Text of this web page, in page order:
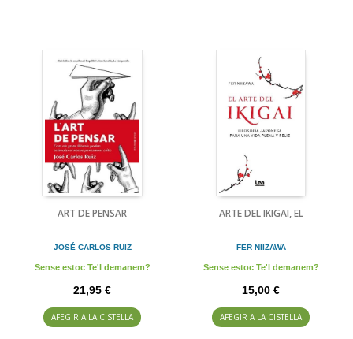
ART DE PENSAR
JOSÉ CARLOS RUIZ
Sense estoc Te'l demanem?
21,95 €
AFEGIR A LA CISTELLA
ARTE DEL IKIGAI, EL
FER NIIZAWA
Sense estoc Te'l demanem?
15,00 €
AFEGIR A LA CISTELLA